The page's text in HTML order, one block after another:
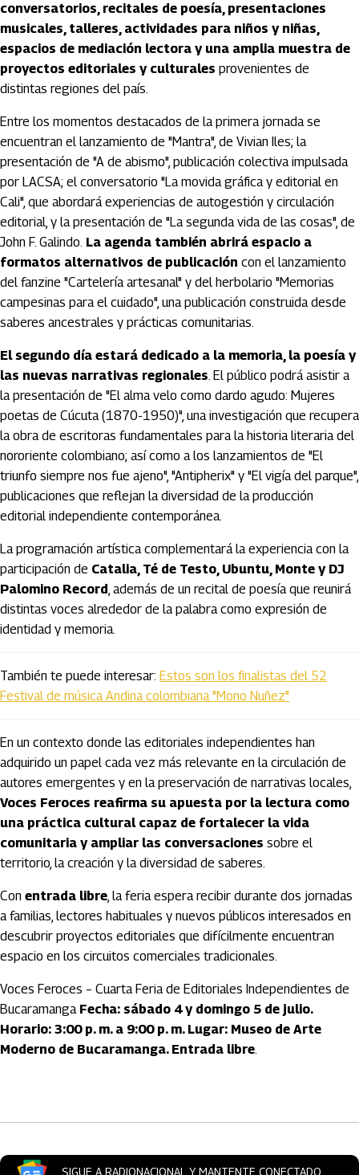
conversatorios, recitales de poesía, presentaciones
musicales, talleres, actividades para niños y niñas,
espacios de mediación lectora y una amplia muestra de
proyectos editoriales y culturales provenientes de
distintas regiones del país.
Entre los momentos destacados de la primera jornada se
encuentran el lanzamiento de "Mantra", de Vivian Iles; la
presentación de "A de abismo", publicación colectiva impulsada
por LACSA; el conversatorio "La movida gráfica y editorial en
Cali", que abordará experiencias de autogestión y circulación
editorial, y la presentación de "La segunda vida de las cosas", de
John F. Galindo. La agenda también abrirá espacio a
formatos alternativos de publicación con el lanzamiento
del fanzine "Cartelería artesanal" y del herbolario "Memorias
campesinas para el cuidado", una publicación construida desde
saberes ancestrales y prácticas comunitarias.
El segundo día estará dedicado a la memoria, la poesía y
las nuevas narrativas regionales. El público podrá asistir a
la presentación de "El alma velo como dardo agudo: Mujeres
poetas de Cúcuta (1870-1950)", una investigación que recupera
la obra de escritoras fundamentales para la historia literaria del
nororiente colombiano; así como a los lanzamientos de "El
triunfo siempre nos fue ajeno", "Antipherix" y "El vigía del parque",
publicaciones que reflejan la diversidad de la producción
editorial independiente contemporánea.
La programación artística complementará la experiencia con la
participación de Catalia, Té de Testo, Ubuntu, Monte y DJ
Palomino Record, además de un recital de poesía que reunirá
distintas voces alrededor de la palabra como expresión de
identidad y memoria.
También te puede interesar: Estos son los finalistas del 52
Festival de música Andina colombiana "Mono Nuñez"
En un contexto donde las editoriales independientes han
adquirido un papel cada vez más relevante en la circulación de
autores emergentes y en la preservación de narrativas locales,
Voces Feroces reafirma su apuesta por la lectura como
una práctica cultural capaz de fortalecer la vida
comunitaria y ampliar las conversaciones sobre el
territorio, la creación y la diversidad de saberes.
Con entrada libre, la feria espera recibir durante dos jornadas
a familias, lectores habituales y nuevos públicos interesados en
descubrir proyectos editoriales que difícilmente encuentran
espacio en los circuitos comerciales tradicionales.
Voces Feroces – Cuarta Feria de Editoriales Independientes de
Bucaramanga Fecha: sábado 4 y domingo 5 de julio.
Horario: 3:00 p. m. a 9:00 p. m. Lugar: Museo de Arte
Moderno de Bucaramanga. Entrada libre.
SIGUE A RADIONACIONAL Y MANTENTE CONECTADO